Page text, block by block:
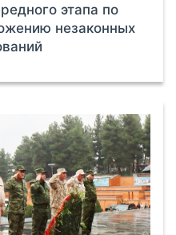
этапа по
незаконных